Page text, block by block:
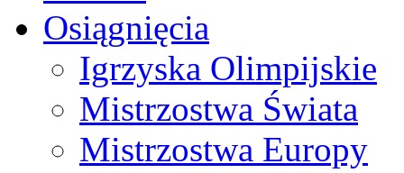
Osiągnięcia
Igrzyska Olimpijskie
Mistrzostwa Świata
Mistrzostwa Europy